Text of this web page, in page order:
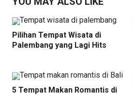
Pilihan Tempat Wisata di
Palembang yang Lagi Hits
5 Tempat Makan Romantis di